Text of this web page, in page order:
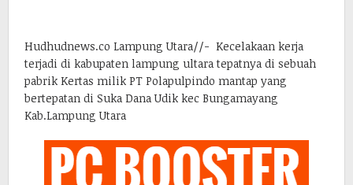
Hudhudnews.co Lampung Utara//- Kecelakaan kerja
terjadi di kabupaten lampung ultara tepatnya di sebuah
pabrik Kertas milik PT Polapulpindo mantap yang
bertepatan di Suka Dana Udik kec Bungamayang
Kab.Lampung Utara